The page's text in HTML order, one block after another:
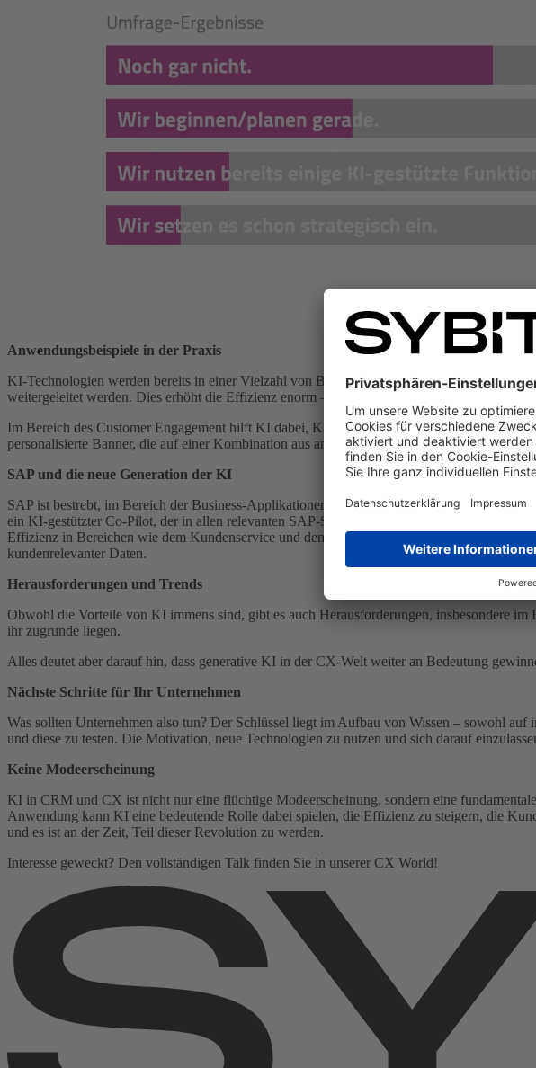
Anwendungsbeispiele in der Praxis
KI-Technologien werden bereits in einer Vielzahl von Bereichen eingesetzt. Ein Beispiel ist
weitergeleitet werden. Dies erhöht die Effizienz enorm – bis zu 80% der Tickets können
Im Bereich des Customer Engagement hilft KI dabei, Kampagnen effektiver zu gestalten,
personalisierte Banner, die auf einer Kombination aus analogen und digitalen
SAP und die neue Generation der KI
SAP ist bestrebt, im Bereich der Business-Applikationen mit KI führend zu sein. Das
ein KI-gestützter Co-Pilot, der in allen relevanten SAP-Systemen zu Verfügung steht und
Effizienz in Bereichen wie dem Kunden­service und dem Vertrieb. Hier hat SAP immense
kundenrelevanter Daten.
Herausforderungen und Trends
Obwohl die Vorteile von KI immens sind, gibt es auch Herausforderungen, insbesondere
ihr zugrunde liegen.
Alles deutet aber darauf hin, dass generative KI in der CX-Welt weiter an Bedeutung
Nächste Schritte für Ihr Unternehmen
Was sollten Unternehmen also tun? Der Schlüssel liegt im Aufbau von Wissen – sowohl
und diese zu testen. Die Motivation, neue Technologien zu nutzen und sich darauf
Keine Modeerscheinung
KI in CRM und CX ist nicht nur eine flüchtige Modeerscheinung, sondern eine
Anwendung kann KI eine bedeutende Rolle dabei spielen, die Effizienz zu steigern, die
und es ist an der Zeit, Teil dieser Revolution zu werden.
Interesse geweckt? Den vollständigen Talk finden Sie in unserer CX World!